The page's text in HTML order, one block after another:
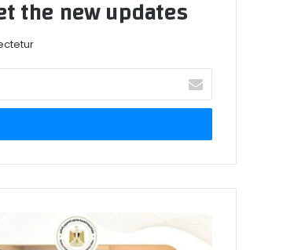
the new updates!
أدخل
بريدك
الإلكتروني